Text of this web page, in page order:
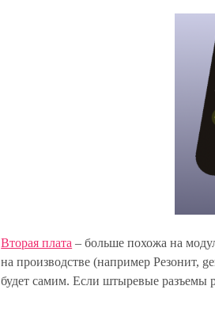
Вторая плата – больше похожа на
на производстве (например Резонит,
будет самим. Если штыревые разъемы